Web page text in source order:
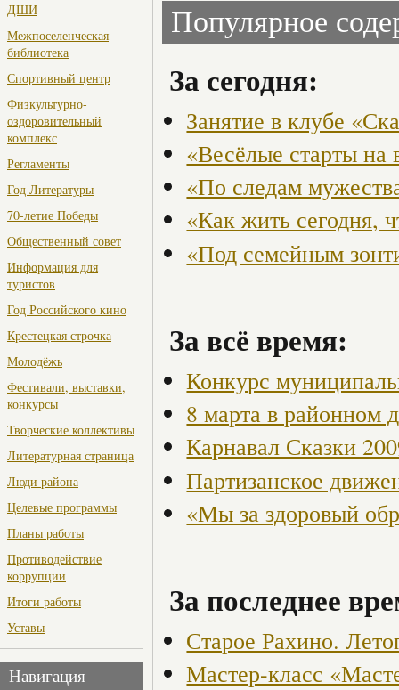
ДШИ
Межпоселенческая
библиотека
Спортивный центр
Физкультурно-
оздоровительный
комплекс
Регламенты
Год Литературы
70-летие Победы
Общественный совет
Информация для
туристов
Год Российского кино
Крестецкая строчка
Молодёжь
Фестивали, выставки,
конкурсы
Творческие коллективы
Литературная страница
Люди района
Целевые программы
Планы работы
Противодействие
коррупции
Итоги работы
Уставы
Навигация
Популярное
За сегодня:
Занятие в клубе
«Весёлые старты на
«По следам
«Как жить сегодня,
«Под семейным
За всё время:
Конкурс
8 марта в районном
Карнавал Сказки
Партизанское
«Мы за здоровый
За последнее
Старое Рахино.
Мастер-класс